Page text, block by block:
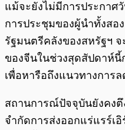
แม้จะยังไม่มีการประกาศ
การประชุมของผู้นำทั้งสอ
รัฐมนตรีคลังของสหรัฐฯ
ของจีนในช่วงสุดสัปดาห์นี้
เพื่อหารือถึงแนวทางการ
สถานการณ์ปัจจุบันยังคงตึ
จำกัดการส่งออกแร่แรร์เ